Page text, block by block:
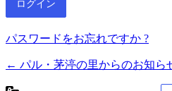
パスワードをお忘れですか ?
← パル・茅渟の里からのお知ら